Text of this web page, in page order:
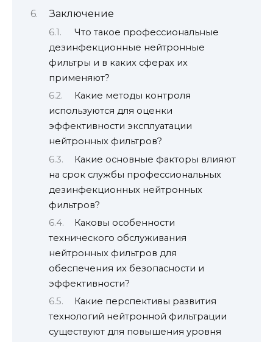
Заключение
Что такое профессиональные
дезинфекционные нейтронные
фильтры и в каких сферах их
применяют?
Какие методы контроля
используются для оценки
эффективности эксплуатации
нейтронных фильтров?
Какие основные факторы влияют
на срок службы профессиональных
дезинфекционных нейтронных
фильтров?
Каковы особенности
технического обслуживания
нейтронных фильтров для
обеспечения их безопасности и
эффективности?
Какие перспективы развития
технологий нейтронной фильтрации
существуют для повышения уровня